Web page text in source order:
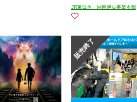
JR東日本 湘南伊豆事業本部